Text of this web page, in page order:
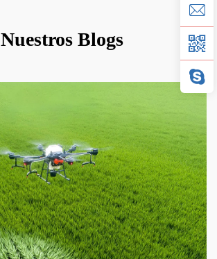
Nuestros Blogs